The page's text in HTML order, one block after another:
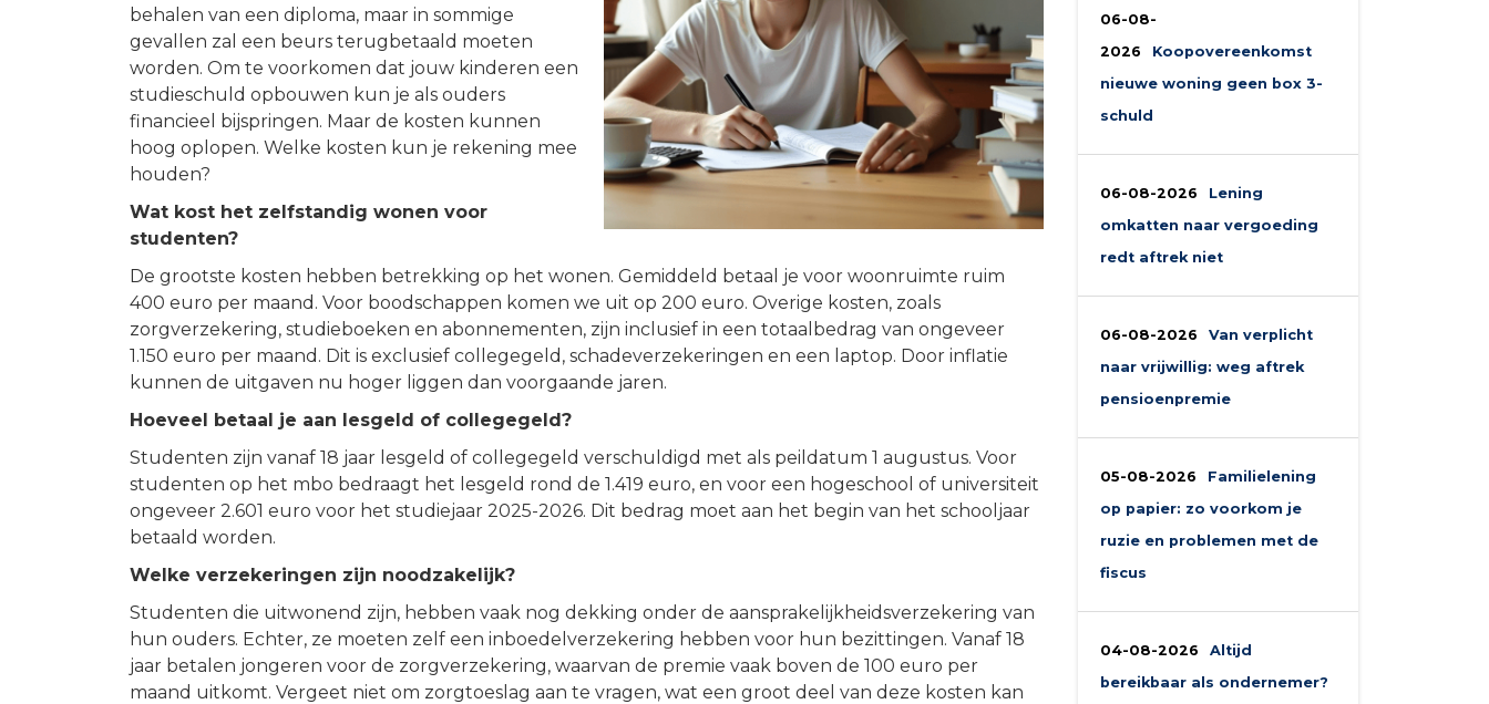
behalen van een diploma, maar in sommige
gevallen zal een beurs terugbetaald moeten
worden. Om te voorkomen dat jouw kinderen een
studieschuld opbouwen kun je als ouders
financieel bijspringen. Maar de kosten kunnen
hoog oplopen. Welke kosten kun je rekening mee
houden?
Wat kost het zelfstandig wonen voor
studenten?
De grootste kosten hebben betrekking op het wonen. Gemiddeld betaal je voor woonruimte ruim
400 euro per maand. Voor boodschappen komen we uit op 200 euro. Overige kosten, zoals
zorgverzekering, studieboeken en abonnementen, zijn inclusief in een totaalbedrag van ongeveer
1.150 euro per maand. Dit is exclusief collegegeld, schadeverzekeringen en een laptop. Door inflatie
kunnen de uitgaven nu hoger liggen dan voorgaande jaren.
Hoeveel betaal je aan lesgeld of collegegeld?
Studenten zijn vanaf 18 jaar lesgeld of collegegeld verschuldigd met als peildatum 1 augustus. Voor
studenten op het mbo bedraagt het lesgeld rond de 1.419 euro, en voor een hogeschool of universiteit
ongeveer 2.601 euro voor het studiejaar 2025-2026. Dit bedrag moet aan het begin van het schooljaar
betaald worden.
Welke verzekeringen zijn noodzakelijk?
Studenten die uitwonend zijn, hebben vaak nog dekking onder de aansprakelijkheidsverzekering van
hun ouders. Echter, ze moeten zelf een inboedelverzekering hebben voor hun bezittingen. Vanaf 18
jaar betalen jongeren voor de zorgverzekering, waarvan de premie vaak boven de 100 euro per
maand uitkomt. Vergeet niet om zorgtoeslag aan te vragen, wat een groot deel van deze kosten kan
06-08-
2026
Koopovereenkomst
nieuwe woning geen box 3-
schuld
06-08-2026
Lening
omkatten naar vergoeding
redt aftrek niet
06-08-2026
Van verplicht
naar vrijwillig: weg aftrek
pensioenpremie
05-08-2026
Familielening
op papier: zo voorkom je
ruzie en problemen met de
fiscus
04-08-2026
Altijd
bereikbaar als ondernemer?